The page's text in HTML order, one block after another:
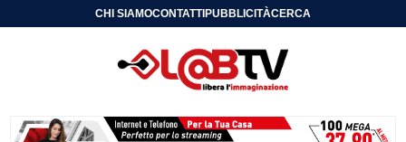
CHI SIAMOCONTATTIPUBBLICITÀCERCA